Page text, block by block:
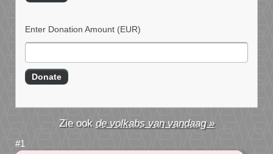
Enter Donation Amount (EUR)
de volkabs van vandaag »